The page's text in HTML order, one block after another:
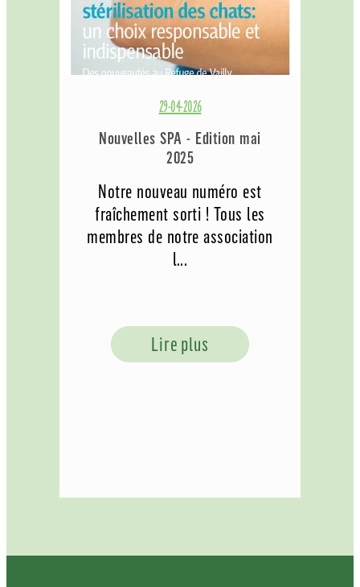
29-04-2026
Nouvelles SPA - Edition mai
2025
Notre nouveau numéro est
fraîchement sorti ! Tous les
membres de notre association
l...
Lire plus